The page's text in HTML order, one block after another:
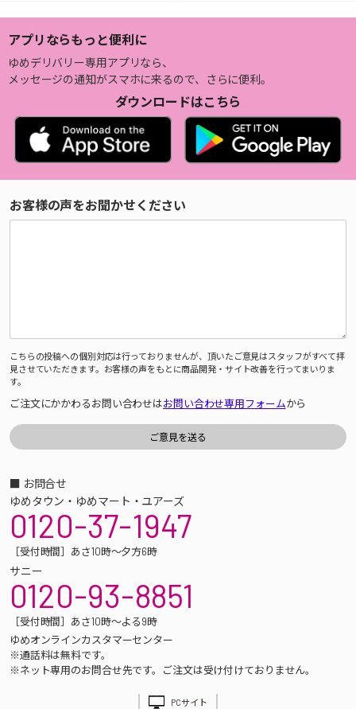
アプリならもっと便利に
ゆめデリバリー専用アプリなら、
メッセージの通知がスマホに来るので、さらに便利。
ダウンロードはこちら
お客様の声をお聞かせください
こちらの投稿への個別対応は行っておりませんが、頂いたご意見はスタッフがすべて拝
見させていただきます。お客様の声をもとに商品開発・サイト改善を行ってまいりま
す。
ご注文にかかわるお問い合わせはお問い合わせ専用フォームから
■ お問合せ
ゆめタウン・ゆめマート・ユアーズ
0120-37-1947
［受付時間］あさ10時～夕方6時
サニー
0120-93-8851
［受付時間］あさ10時～よる9時
ゆめオンラインカスタマーセンター
※通話料は無料です。
※ネット専用のお問合せ先です。ご注文は受け付けておりません。
PCサイト